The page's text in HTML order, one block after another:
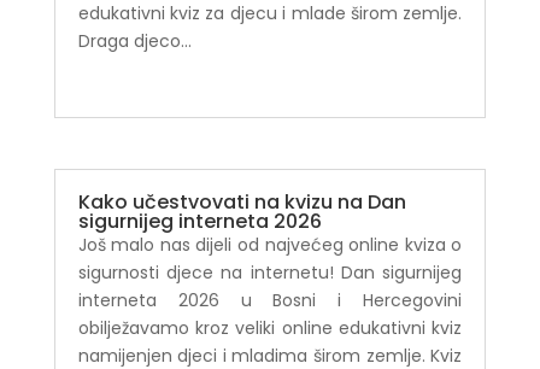
edukativni kviz za djecu i mlade širom zemlje.
Draga djeco...
Kako učestvovati na kvizu na Dan
sigurnijeg interneta 2026
Još malo nas dijeli od najvećeg online kviza o
sigurnosti djece na internetu! Dan sigurnijeg
interneta 2026 u Bosni i Hercegovini
obilježavamo kroz veliki online edukativni kviz
namijenjen djeci i mladima širom zemlje. Kviz